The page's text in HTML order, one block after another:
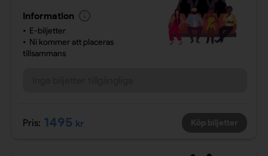
Information
E-biljetter
Ni kommer att placeras
tillsammans
Pris: 1495 kr Köp biljetter